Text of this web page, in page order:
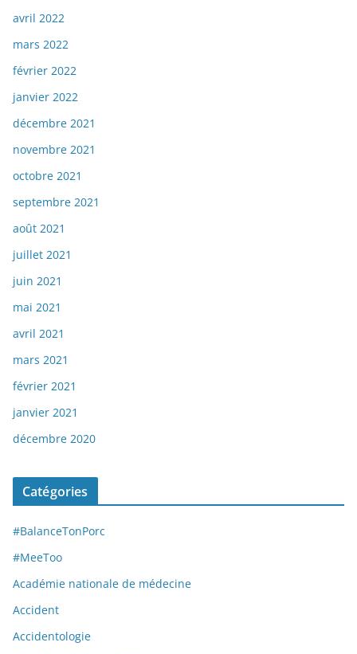
avril 2022
mars 2022
février 2022
janvier 2022
décembre 2021
novembre 2021
octobre 2021
septembre 2021
août 2021
juillet 2021
juin 2021
mai 2021
avril 2021
mars 2021
février 2021
janvier 2021
décembre 2020
Catégories
#BalanceTonPorc
#MeeToo
Académie nationale de médecine
Accident
Accidentologie